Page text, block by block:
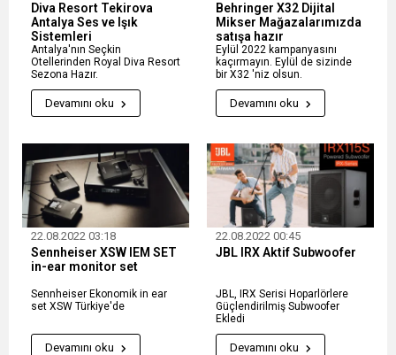
Diva Resort Tekirova
Antalya Ses ve Işık
Sistemleri
Antalya'nın Seçkin
Otellerinden Royal Diva Resort
Sezona Hazır.
Devamını oku
Behringer X32 Dijital
Mikser Mağazalarımızda
satışa hazır
Eylül 2022 kampanyasını
kaçırmayın. Eylül de sizinde
bir X32 'niz olsun.
Devamını oku
22.08.2022 03:18
Sennheiser XSW IEM SET
in-ear monitor set
Sennheiser Ekonomik in ear
set XSW Türkiye'de
Devamını oku
22.08.2022 00:45
JBL IRX Aktif Subwoofer
JBL, IRX Serisi Hoparlörlere
Güçlendirilmiş Subwoofer
Ekledi
Devamını oku